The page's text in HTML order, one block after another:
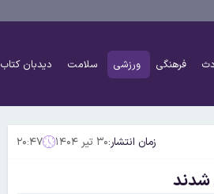
فرهنگی ورزشی سلامت دیدبان کتاب
زمان انتشار:۳۰ تیر ۱۴۰۴ ۲۰:۴۷
شدند